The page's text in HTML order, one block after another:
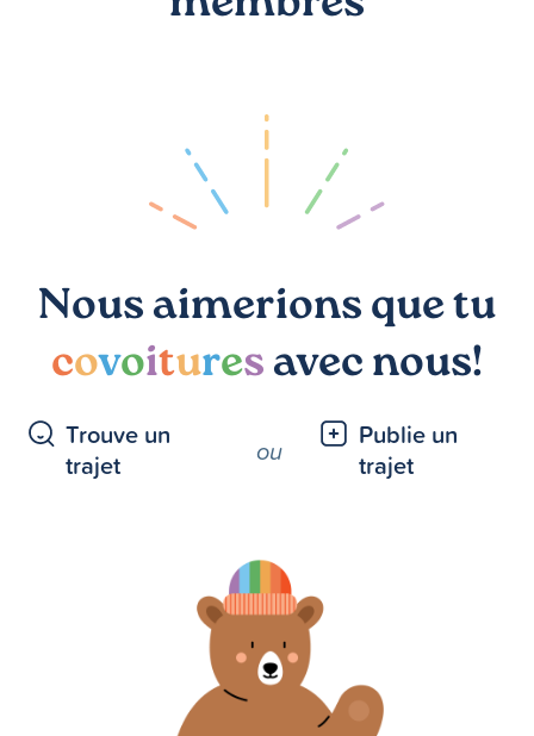
Nous aimerions que tu
covoituresavec nous!
Trouve un
trajet
ou
Publie un
trajet